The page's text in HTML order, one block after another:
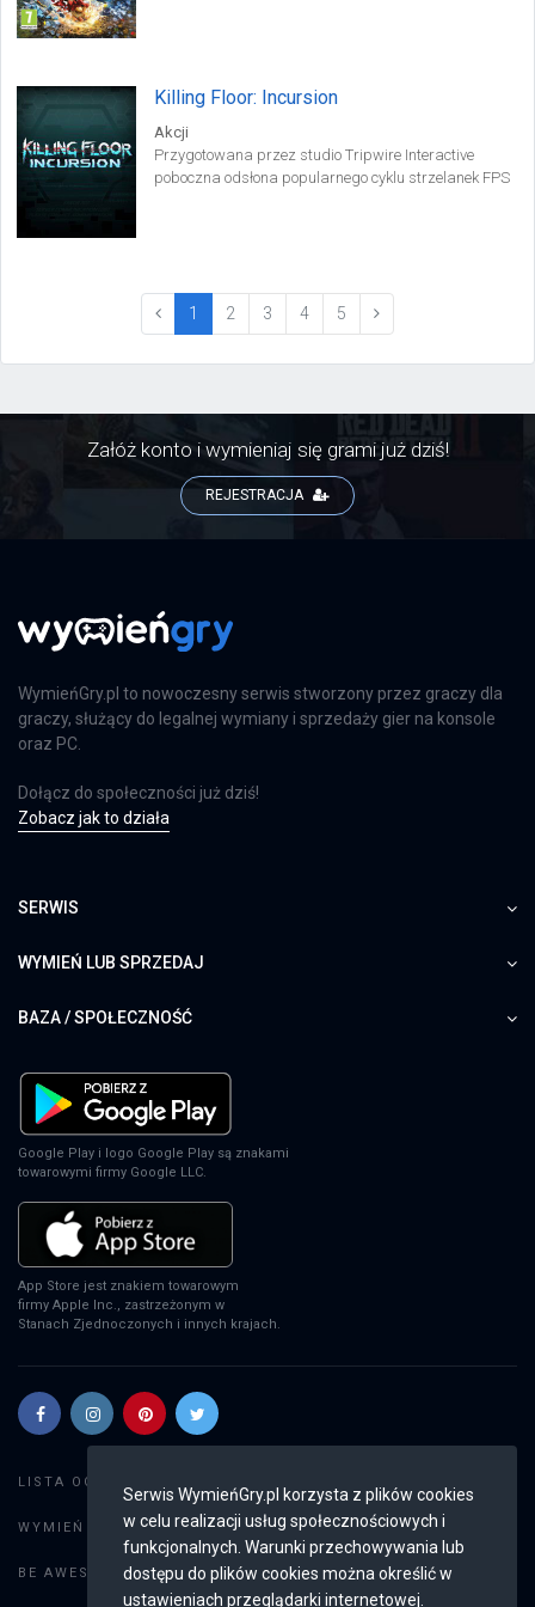
Serwis WymieńGry.pl korzysta z plików cookies
w celu realizacji usług społecznościowych i
funkcjonalnych. Warunki przechowywania lub
dostępu do plików cookies można określić w
ustawieniach przeglądarki internetowej.
Killing Floor: Incursion
Akcji
Przygotowana przez studio Tripwire Interactive
poboczna odsłona popularnego cyklu strzelanek FPS
1 (current)
2 3 4 5
Załóż konto i wymieniaj się grami już dziś!
REJESTRACJA
WymieńGry.pl to nowoczesny serwis stworzony przez graczy dla
graczy, służący do legalnej wymiany i sprzedaży gier na konsole
oraz PC.
Dołącz do społeczności już dziś!
Zobacz jak to działa
SERWIS
WYMIEŃ LUB SPRZEDAJ
BAZA / SPOŁECZNOŚĆ
Google Play i logo Google Play są znakami
towarowymi firmy Google LLC.
App Store jest znakiem towarowym
firmy Apple Inc., zastrzeżonym w
Stanach Zjednoczonych i innych krajach.
LISTA OGŁOSZEŃ:
WYMIEŃ GRY: Dodaj ogłoszenie
BE AWESOME: Weryfikacja konta